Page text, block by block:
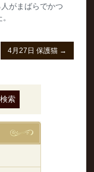
がまばらでかつ
4月27日 保護猫 →